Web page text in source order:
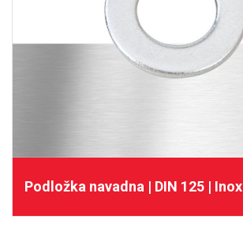
Podložka navadna | DIN 125 | Inox